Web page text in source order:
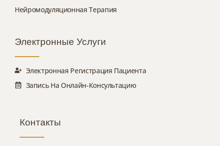
Нейромодуляционная Терапия
Электронные Услуги
Электронная Регистрация Пациента
Запись На Онлайн-Консультацию
Контакты